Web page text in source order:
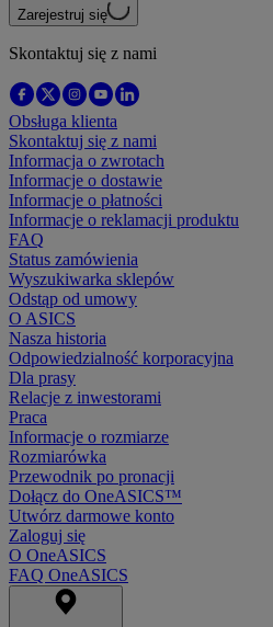
Zarejestruj się
Skontaktuj się z nami
Obsługa klienta
Skontaktuj się z nami
Informacja o zwrotach
Informacje o dostawie
Informacje o płatności
Informacje o reklamacji produktu
FAQ
Status zamówienia
Wyszukiwarka sklepów
Odstąp od umowy
O ASICS
Nasza historia
Odpowiedzialność korporacyjna
Dla prasy
Relacje z inwestorami
Praca
Informacje o rozmiarze
Rozmiarówka
Przewodnik po pronacji
Dołącz do OneASICS™
Utwórz darmowe konto
Zaloguj się
O OneASICS
FAQ OneASICS